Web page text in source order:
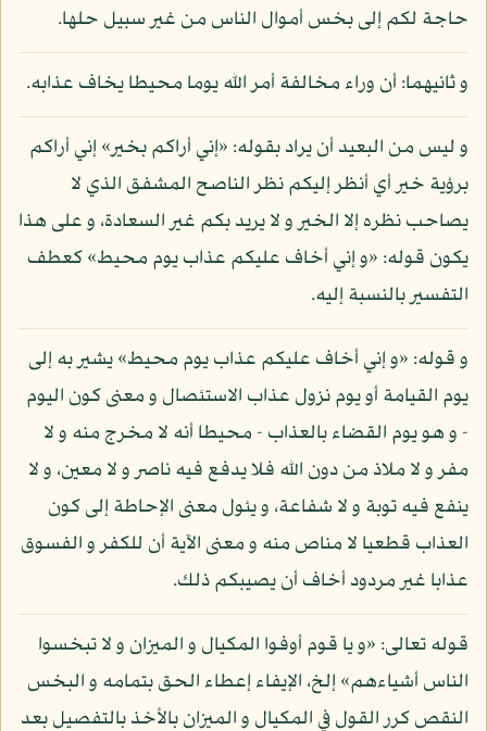
حاجة لكم إلى بخس أموال الناس من غير سبيل حلها.
و ثانيهما: أن وراء مخالفة أمر الله يوما محيطا يخاف عذابه.
و ليس من البعيد أن يراد بقوله: «إني أراكم بخير» إني أراكم
برؤية خير أي أنظر إليكم نظر الناصح المشفق الذي لا
يصاحب نظره إلا الخير و لا يريد بكم غير السعادة، و على هذا
يكون قوله: «و إني أخاف عليكم عذاب يوم محيط» كعطف
التفسير بالنسبة إليه.
و قوله: «و إني أخاف عليكم عذاب يوم محيط» يشير به إلى
يوم القيامة أو يوم نزول عذاب الاستئصال و معنى كون اليوم
- و هو يوم القضاء بالعذاب - محيطا أنه لا مخرج منه و لا
مفر و لا ملاذ من دون الله فلا يدفع فيه ناصر و لا معين، و لا
ينفع فيه توبة و لا شفاعة، و يئول معنى الإحاطة إلى كون
العذاب قطعيا لا مناص منه و معنى الآية أن للكفر و الفسوق
عذابا غير مردود أخاف أن يصيبكم ذلك.
قوله تعالى: «و يا قوم أوفوا المكيال و الميزان و لا تبخسوا
الناس أشياءهم» إلخ، الإيفاء إعطاء الحق بتمامه و البخس
النقص كرر القول في المكيال و الميزان بالأخذ بالتفصيل بعد